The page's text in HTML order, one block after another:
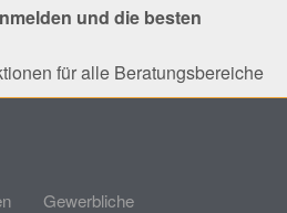
und die besten
für alle Beratungsbereiche
Gewerbliche